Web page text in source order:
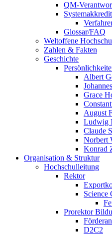
QM-
Glossar/FAQ
Weltoffene
Zahlen & Fakten
Geschichte
Albert
Grace
August
Ludwig
Claude
Norbert
Konrad
Organisation & Struktur
Hochschulleitung
Rektor
Science
Prorektor
D2C2